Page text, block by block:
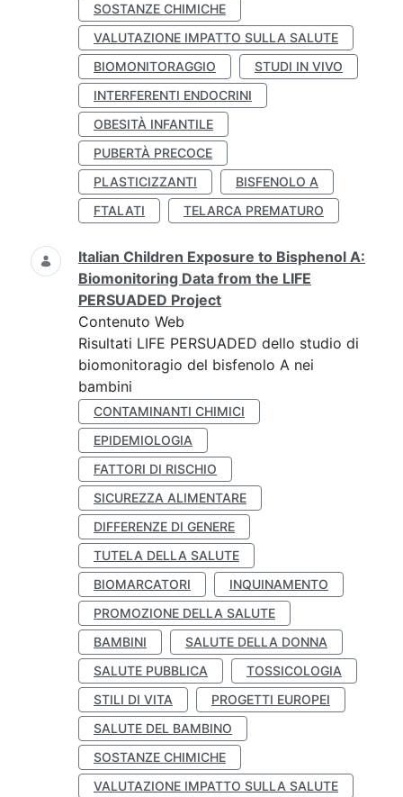
SOSTANZE CHIMICHE
VALUTAZIONE IMPATTO SULLA SALUTE
BIOMONITORAGGIO
STUDI IN VIVO
INTERFERENTI ENDOCRINI
OBESITÀ INFANTILE
PUBERTÀ PRECOCE
PLASTICIZZANTI
BISFENOLO A
FTALATI
TELARCA PREMATURO
Italian Children Exposure to Bisphenol A:
Biomonitoring Data from the LIFE
PERSUADED Project
Contenuto Web
Risultati LIFE PERSUADED dello studio di
biomonitoragio del bisfenolo A nei
bambini
CONTAMINANTI CHIMICI
EPIDEMIOLOGIA
FATTORI DI RISCHIO
SICUREZZA ALIMENTARE
DIFFERENZE DI GENERE
TUTELA DELLA SALUTE
BIOMARCATORI
INQUINAMENTO
PROMOZIONE DELLA SALUTE
BAMBINI
SALUTE DELLA DONNA
SALUTE PUBBLICA
TOSSICOLOGIA
STILI DI VITA
PROGETTI EUROPEI
SALUTE DEL BAMBINO
SOSTANZE CHIMICHE
VALUTAZIONE IMPATTO SULLA SALUTE